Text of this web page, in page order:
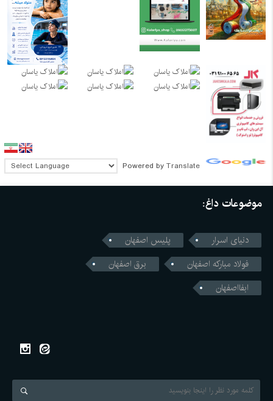
Powered by Translate
موضوعات داغ:
دنیای اسرار
پلیس اصفهان
فولاد مبارکه اصفهان
برق اصفهان
ابفااصفهان